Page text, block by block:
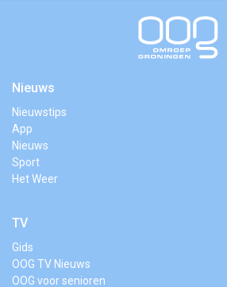
Nieuws
Nieuwstips
App
Nieuws
Sport
Het Weer
TV
Gids
OOG TV Nieuws
OOG voor senioren